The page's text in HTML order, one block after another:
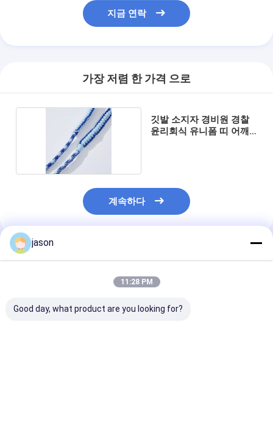
지금 연락
가장 저렴 한 가격 으로
깃발 소지자 경비원 경찰
윤리회식 유니폼 띠 어깨
계속하다
추천된 제품
jason
11:28 PM
Good day, what product are you looking for?